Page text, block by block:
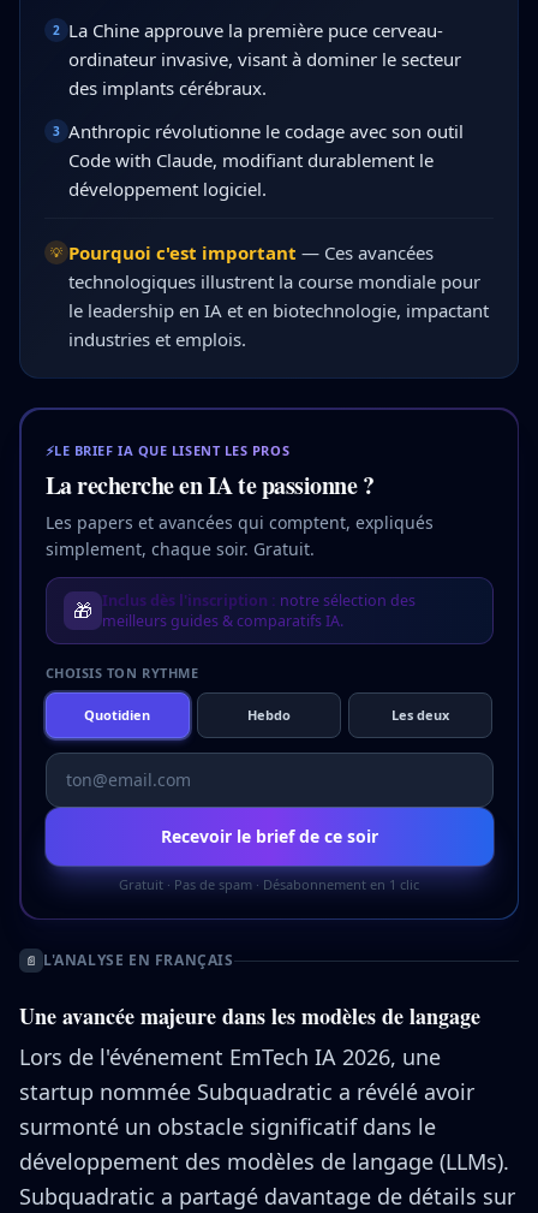
2
La Chine approuve la première puce cerveau-
ordinateur invasive, visant à dominer le secteur
des implants cérébraux.
3 Anthropic révolutionne le codage avec son outil
Code with Claude, modifiant durablement le
développement logiciel.
💡 Pourquoi c'est important — Ces avancées
technologiques illustrent la course mondiale pour
le leadership en IA et en biotechnologie, impactant
industries et emplois.
⚡LE BRIEF IA QUE LISENT LES PROS
La recherche en IA te passionne ?
Les papers et avancées qui comptent, expliqués
simplement, chaque soir. Gratuit.
🎁 Inclus dès l'inscription : notre sélection des
meilleurs guides & comparatifs IA.
CHOISIS TON RYTHME
Quotidien Hebdo Les deux
Recevoir le brief de ce soir
Gratuit · Pas de spam · Désabonnement en 1 clic
📄 L'ANALYSE EN FRANÇAIS
Une avancée majeure dans les modèles de langage
Lors de l'événement EmTech IA 2026, une
startup nommée Subquadratic a révélé avoir
surmonté un obstacle significatif dans le
développement des modèles de langage (LLMs).
Subquadratic a partagé davantage de détails sur